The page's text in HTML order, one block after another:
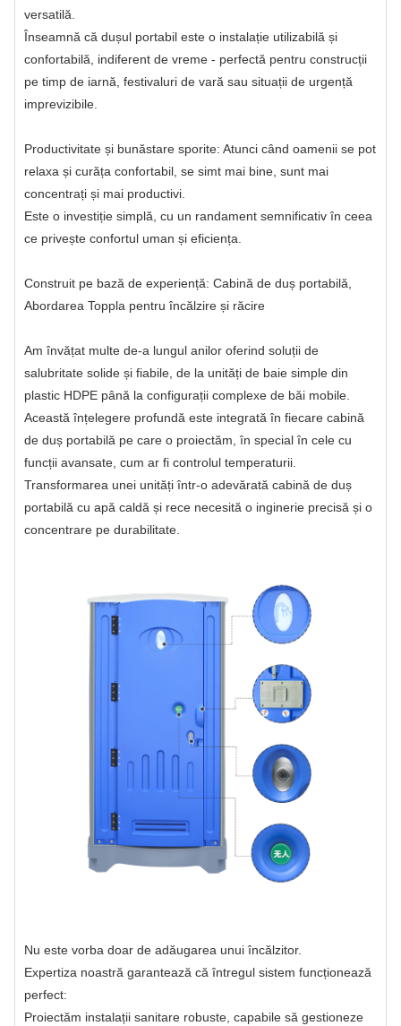
versatilă.
Înseamnă că dușul portabil este o instalație utilizabilă și
confortabilă, indiferent de vreme - perfectă pentru construcții
pe timp de iarnă, festivaluri de vară sau situații de urgență
imprevizibile.
Productivitate și bunăstare sporite: Atunci când oamenii se pot
relaxa și curăța confortabil, se simt mai bine, sunt mai
concentrați și mai productivi.
Este o investiție simplă, cu un randament semnificativ în ceea
ce privește confortul uman și eficiența.
Construit pe bază de experiență: Cabină de duș portabilă,
Abordarea Toppla pentru încălzire și răcire
Am învățat multe de-a lungul anilor oferind soluții de
salubritate solide și fiabile, de la unități de baie simple din
plastic HDPE până la configurații complexe de băi mobile.
Această înțelegere profundă este integrată în fiecare cabină
de duș portabilă pe care o proiectăm, în special în cele cu
funcții avansate, cum ar fi controlul temperaturii.
Transformarea unei unități într-o adevărată cabină de duș
portabilă cu apă caldă și rece necesită o inginerie precisă și o
concentrare pe durabilitate.
Nu este vorba doar de adăugarea unui încălzitor.
Expertiza noastră garantează că întregul sistem funcționează
perfect:
Proiectăm instalații sanitare robuste, capabile să gestioneze